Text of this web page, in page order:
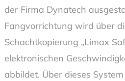
der Firma Dynatech
Fangvorrichtung wird über
Schachtkopierung „Limax
elektronischen
abbildet. Über dieses